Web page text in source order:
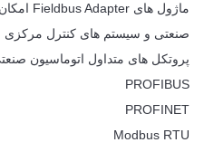
صنعتی و سیستم های کنترل مرکزی
پروتکل های متداول اتوماسیون
PROFIBUS
PROFINET
Modbus RTU